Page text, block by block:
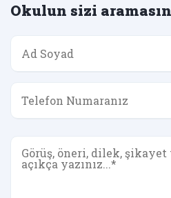
Okulun sizi